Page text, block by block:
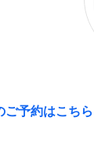
ご予約はこちら